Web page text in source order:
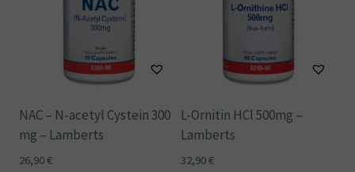
NAC – N-acetyl Cystein 300
mg – Lamberts
26,90€
L-Ornitin HCl 500mg –
Lamberts
32,90€